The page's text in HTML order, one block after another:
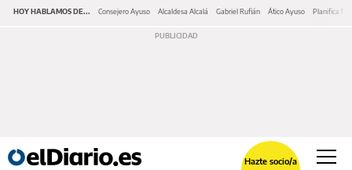
HOY HABLAMOS DE... Consejero Ayuso Alcaldesa Alcalá Gabriel Rufián Ático Ayuso Planifica
Hazte socio/a